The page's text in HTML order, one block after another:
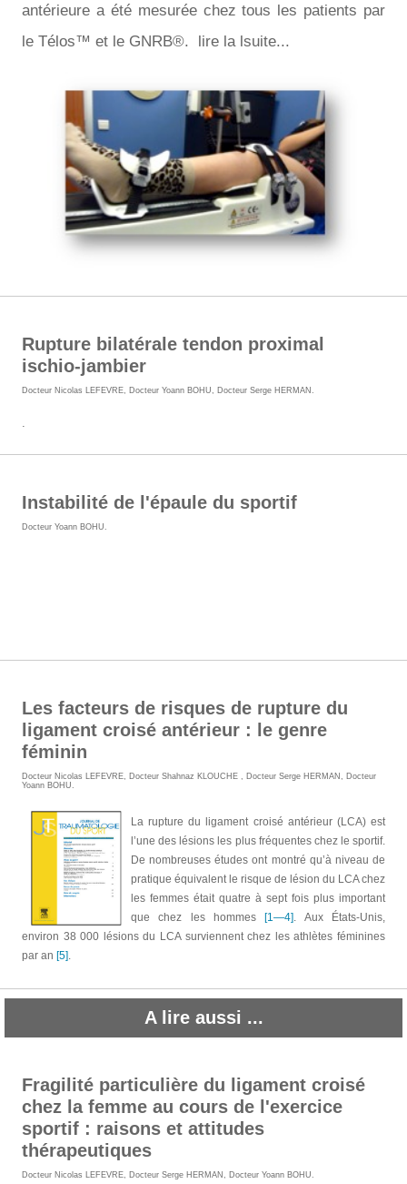
antérieure a été mesurée chez tous les patients par
le Télos™ et le GNRB®. lire la lsuite...
Rupture bilatérale tendon proximal
ischio-jambier
Docteur Nicolas LEFEVRE Docteur Yoann BOHU Docteur Serge HERMAN
Instabilité de l'épaule du sportif
Docteur Yoann BOHU
Les facteurs de risques de rupture du
ligament croisé antérieur : le genre
féminin
Docteur Nicolas LEFEVRE, Docteur Shahnaz KLOUCHE , Docteur Serge HERMAN , Docteur
Yoann BOHU.
La rupture du ligament croisé antérieur (LCA) est
l’une des lésions les plus fréquentes chez le sportif.
De nombreuses études ont montré qu’à niveau de
pratique équivalent le risque de lésion du LCA chez
les femmes était quatre à sept fois plus important
que chez les hommes [1—4]. Aux États-Unis,
environ 38 000 lésions du LCA surviennent chez les athlètes féminines
par an [5].
A lire aussi ...
Fragilité particulière du ligament croisé
chez la femme au cours de l'exercice
sportif : raisons et attitudes
thérapeutiques
Docteur Nicolas LEFEVRE, Docteur Serge HERMAN , Docteur Yoann BOHU.